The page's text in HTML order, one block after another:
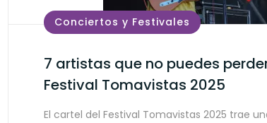
Conciertos y Festivales
7 artistas que no puedes
Festival Tomavistas 2025
El cartel del Festival Tomavistas 2025 trae